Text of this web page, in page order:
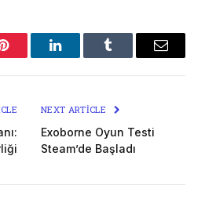
Pinterest LinkedInTumblr Email
NEXT ARTICLE
Exoborne Oyun Testi
Steam’de Başladı